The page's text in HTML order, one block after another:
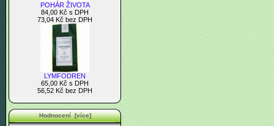
POHÁR ŽIVOTA
84,00 Kč s DPH
73,04 Kč bez DPH
LYMFODREN
65,00 Kč s DPH
56,52 Kč bez DPH
Hodnocení [více]